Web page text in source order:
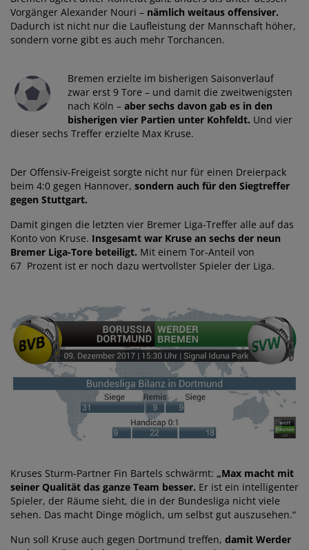
Vorgänger Alexander Nouri – nämlich weitaus offensiver.
Dadurch ist nicht nur die Laufleistung der Mannschaft höher,
sondern vorne gibt es auch mehr Torchancen.
Bremen erzielte im bisherigen Saisonverlauf
zwar erst 9 Tore – und damit die zweitwenigsten
nach Köln –aber sechs davon gab es in den
bisherigen vier Partien unter Kohfeldt. Und vier
dieser sechs Treffer erzielte Max Kruse.
Der Offensiv-Freigeist sorgte nicht nur für einen Dreierpack
beim 4:0 gegen Hannover, sondern auch für den Siegtreffer
gegen Stuttgart.
Damit gingen die letzten vier Bremer Liga-Treffer alle auf das
Konto von Kruse. Insgesamt war Kruse an sechs der neun
Bremer Liga-Tore beteiligt. Mit einem Tor-Anteil von
67 Prozent ist er noch dazu wertvollster Spieler der Liga.
Kruses Sturm-Partner Fin Bartels schwärmt: „Max macht mit
seiner Qualität das ganze Team besser. Er ist ein intelligenter
Spieler, der Räume sieht, die in der Bundesliga nicht viele
sehen. Das macht Dinge möglich, um selbst gut auszusehen.“
Nun soll Kruse auch gegen Dortmund treffen, damit Werder